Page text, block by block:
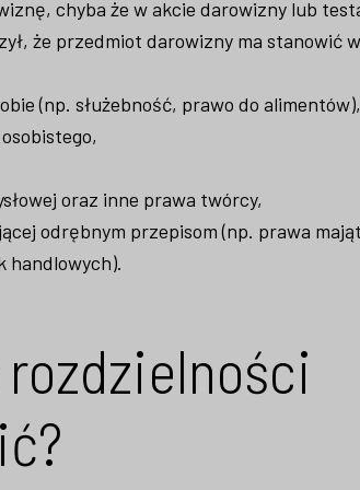
chyba że w akcie darowizny lub
że przedmiot darowizny ma stanowić
(np. służebność, prawo do alimentów),
oraz inne prawa twórcy,
odrębnym przepisom (np. prawa
handlowych).